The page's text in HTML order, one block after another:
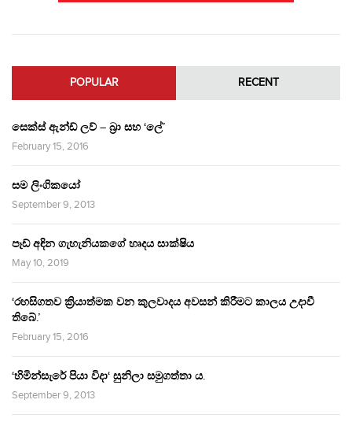
POPULAR RECENT
සෙක්ස් ඇන්ඩ් ලව් – බ්‍රා සහ ‘ලේ’
February 15, 2016
සම ලිංගිකයෝ
September 9, 2013
පෑඩ් අඳින ගැහැනියකගේ හෘදය සාක්ෂිය
May 10, 2019
‘රහසිගතව ක්‍රියාත්මක වන කුලවාදය අවසන් කිරීමට කාලය උදාවී
තිබේ.’
February 15, 2016
‘හිමින්සැරේ පියා විදා‘ සුනිලා සමුගත්තා ය.
September 9, 2013